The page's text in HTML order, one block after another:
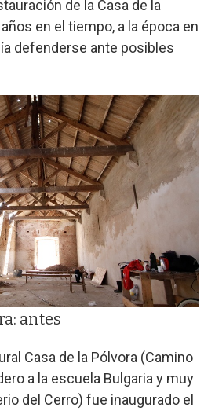
de la Casa de la
en el tiempo, a la época en
defenderse ante posibles
antes
Casa de la Pólvora (Camino
a la escuela Bulgaria y muy
del Cerro) fue inaugurado el